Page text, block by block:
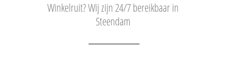
Winkelruit? Wij zijn 24/7 bereikbaar in
Steendam